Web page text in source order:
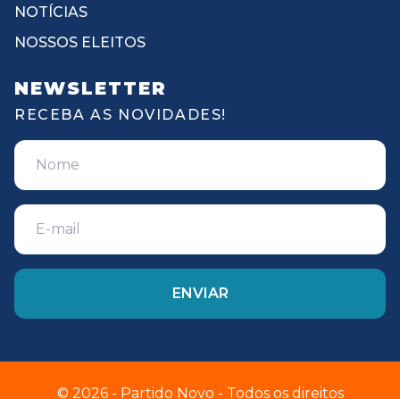
NOTÍCIAS
NOSSOS ELEITOS
NEWSLETTER
RECEBA AS NOVIDADES!
© 2026 - Partido Novo - Todos os direitos